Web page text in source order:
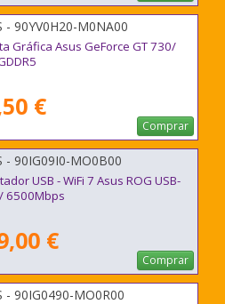
- 90YV0H20-M0NA00
Gráfica Asus GeForce GT 730/
€
Comprar
- 90IG09I0-MO0B00
USB - WiFi 7 Asus ROG USB-
6500Mbps
€
Comprar
- 90IG0490-MO0R00